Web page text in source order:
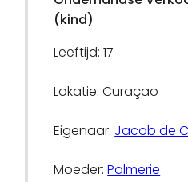
(kind)
Leeftijd: 17
Lokatie: Curaçao
Eigenaar: Jacob de
Moeder:Palmerie